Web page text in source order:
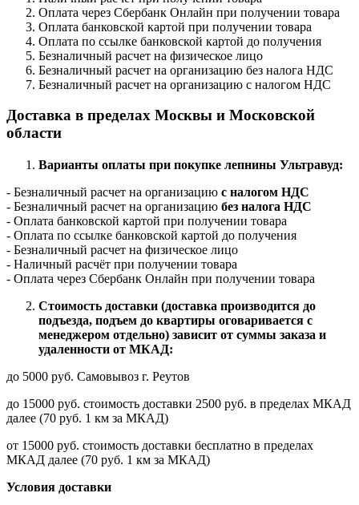
Оплата через Сбербанк Онлайн при получении товара
Оплата банковской картой при получении товара
Оплата по ссылке банковской картой до получения
Безналичный расчет на физическое лицо
Безналичный расчет на организацию без налога НДС
Безналичный расчет на организацию с налогом НДС
Доставка в пределах Москвы и Московской
области
Варианты оплаты при покупке лепнины Ультравуд:
- Безналичный расчет на организацию с налогом НДС
- Безналичный расчет на организацию без налога НДС
- Оплата банковской картой при получении товара
- Оплата по ссылке банковской картой до получения
- Безналичный расчет на физическое лицо
- Наличный расчёт при получении товара
- Оплата через Сбербанк Онлайн при получении товара
Стоимость доставки (доставка производится до
подъезда, подъем до квартиры оговаривается с
менеджером отдельно) зависит от суммы заказа и
удаленности от МКАД:
до 5000 руб. Самовывоз г. Реутов
до 15000 руб. стоимость доставки 2500 руб. в пределах МКАД
далее (70 руб. 1 км за МКАД)
от 15000 руб. стоимость доставки бесплатно в пределах
МКАД далее (70 руб. 1 км за МКАД)
Условия доставки